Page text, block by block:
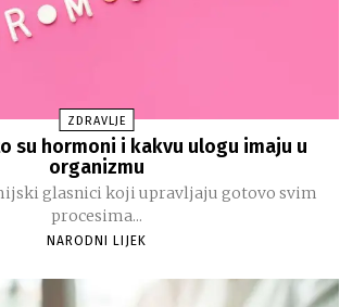
ZDRAVLJE
su hormoni i kakvu ulogu imaju u
organizmu
glasnici koji upravljaju gotovo svim
procesima...
NARODNI LIJEK